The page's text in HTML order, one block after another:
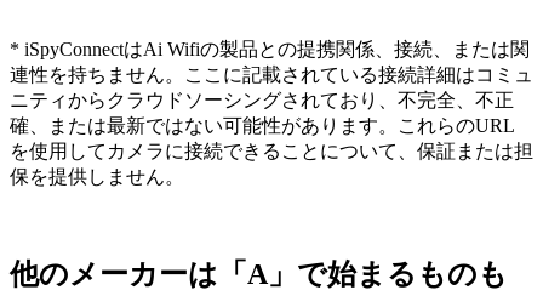
* iSpyConnectはAi Wifiの製品との提携関係、接続、または関
連性を持ちません。ここに記載されている接続詳細はコミュ
ニティからクラウドソーシングされており、不完全、不正
確、または最新ではない可能性があります。これらのURL
を使用してカメラに接続できることについて、保証または担
保を提供しません。
他のメーカーは「A」で始まるものも